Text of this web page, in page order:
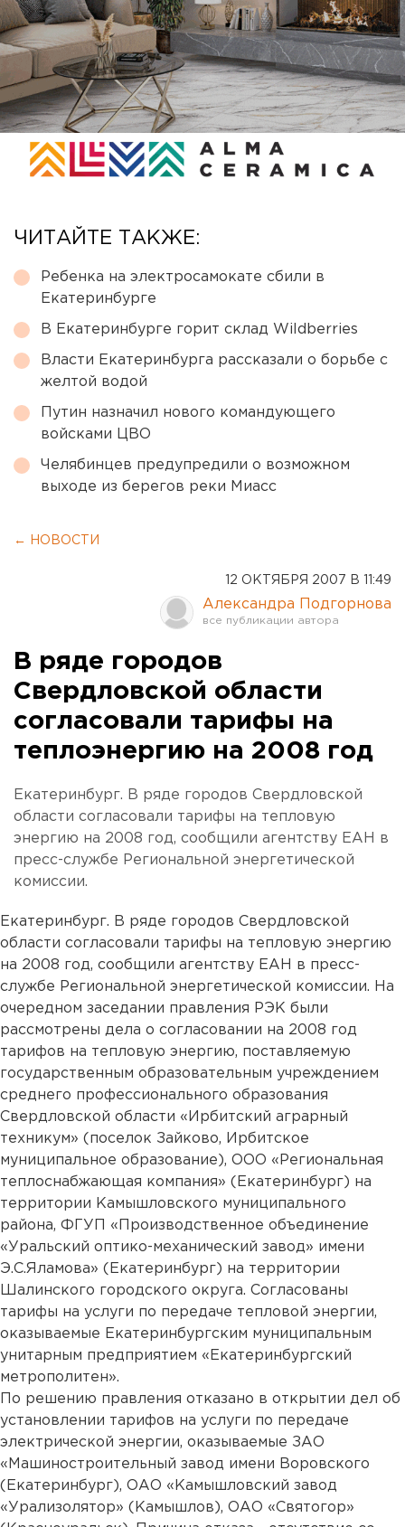
ЧИТАЙТЕ ТАКЖЕ:
Ребенка на электросамокате сбили в
Екатеринбурге
В Екатеринбурге горит склад Wildberries
Власти Екатеринбурга рассказали о борьбе с
желтой водой
Путин назначил нового командующего
войсками ЦВО
Челябинцев предупредили о возможном
выходе из берегов реки Миасс
← НОВОСТИ
12 ОКТЯБРЯ 2007 В 11:49
Александра Подгорнова
В ряде городов
Свердловской области
согласовали тарифы на
теплоэнергию на 2008 год
Екатеринбург. В ряде городов Свердловской
области согласовали тарифы на тепловую
энергию на 2008 год, сообщили агентству ЕАН в
пресс-службе Региональной энергетической
комиссии.
Екатеринбург. В ряде городов Свердловской
области согласовали тарифы на тепловую энергию
на 2008 год, сообщили агентству ЕАН в пресс-
службе Региональной энергетической комиссии. На
очередном заседании правления РЭК были
рассмотрены дела о согласовании на 2008 год
тарифов на тепловую энергию, поставляемую
государственным образовательным учреждением
среднего профессионального образования
Свердловской области «Ирбитский аграрный
техникум» (поселок Зайково, Ирбитское
муниципальное образование), ООО «Региональная
теплоснабжающая компания» (Екатеринбург) на
территории Камышловского муниципального
района, ФГУП «Производственное объединение
«Уральский оптико-механический завод» имени
Э.С.Яламова» (Екатеринбург) на территории
Шалинского городского округа. Согласованы
тарифы на услуги по передаче тепловой энергии,
оказываемые Екатеринбургским муниципальным
унитарным предприятием «Екатеринбургский
метрополитен».
По решению правления отказано в открытии дел об
установлении тарифов на услуги по передаче
электрической энергии, оказываемые ЗАО
«Машиностроительный завод имени Воровского
(Екатеринбург), ОАО «Камышловский завод
«Урализолятор» (Камышлов), ОАО «Святогор»